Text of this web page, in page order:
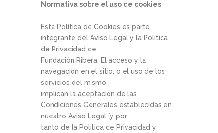
Normativa sobre el uso de cookies
Esta Política de Cookies es parte
integrante del Aviso Legal y la Política
de Privacidad de
Fundación Ribera. El acceso y la
navegación en el sitio, o el uso de los
servicios del mismo,
implican la aceptación de las
Condiciones Generales establecidas en
nuestro Aviso Legal (y por
tanto de la Política de Privacidad y